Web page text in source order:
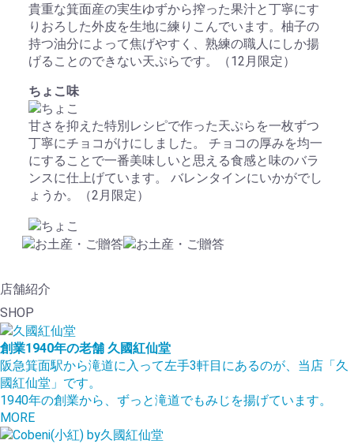
貴重な箕面産の実生ゆずから搾った果汁と丁寧にす
りおろした外皮を生地に練りこんでいます。柚子の
持つ油分によって焦げやすく、熟練の職人にしか揚
げることのできない天ぷらです。（12月限定）
ちょこ 味
甘さを抑えた特別レシピで作った天ぷらを一枚ずつ
丁寧にチョコがけにしました。 チョコの厚みを均一
にすることで一番美味しいと思える食感と味のバラ
ンスに仕上げています。 バレンタインにいかがでし
ょうか。（2月限定）
店舗紹介
SHOP
創業1940年の老舗 久國紅仙堂
阪急箕面駅から滝道に入って左手3軒目にあるのが、当店「久
國紅仙堂」です。
1940年の創業から、ずっと滝道でもみじを揚げています。
MORE